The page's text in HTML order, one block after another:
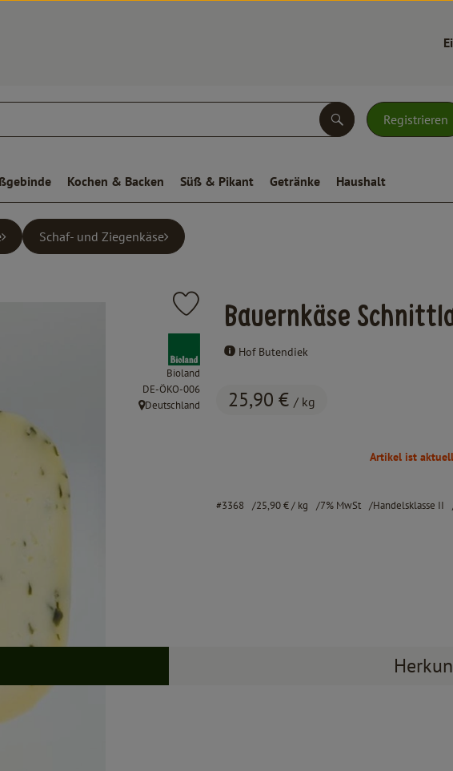
Registrieren
Suchen
Kochen & Backen Süß & Pikant Getränke Haushalt
Schaf- und Ziegenkäse
Bauernkäse
Hof Butendiek
25,90 € / kg
Produkt zu Favouriten hinzufügen
Bioland
, Kontrollstelle:
DE-ÖKO-006
, Herkunft:
Deutschland
Artikel ist
#3368 25,90 €/ kg 7% MwSt Handelsklasse II